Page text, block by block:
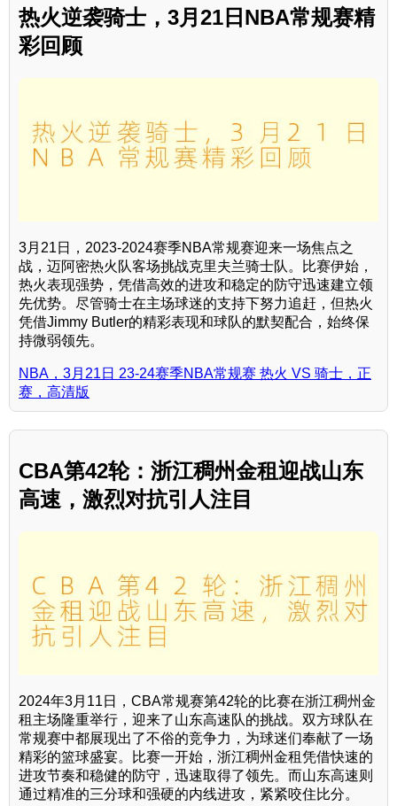
热火逆袭骑士，3月21日NBA常规赛精
彩回顾
3月21日，2023-2024赛季NBA常规赛迎来一场焦点之
战，迈阿密热火队客场挑战克里夫兰骑士队。比赛伊始，
热火表现强势，凭借高效的进攻和稳定的防守迅速建立领
先优势。尽管骑士在主场球迷的支持下努力追赶，但热火
凭借Jimmy Butler的精彩表现和球队的默契配合，始终保
持微弱领先。
NBA，3月21日 23-24赛季NBA常规赛 热火 VS 骑士，正
赛，高清版
CBA第42轮：浙江稠州金租迎战山东
高速，激烈对抗引人注目
2024年3月11日，CBA常规赛第42轮的比赛在浙江稠州金
租主场隆重举行，迎来了山东高速队的挑战。双方球队在
常规赛中都展现出了不俗的竞争力，为球迷们奉献了一场
精彩的篮球盛宴。比赛一开始，浙江稠州金租凭借快速的
进攻节奏和稳健的防守，迅速取得了领先。而山东高速则
通过精准的三分球和强硬的内线进攻，紧紧咬住比分。